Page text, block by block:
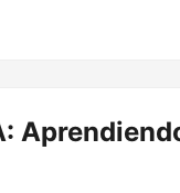
resúmenes y